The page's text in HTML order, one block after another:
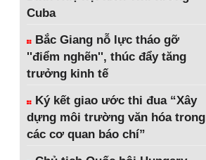
Cuba
Bắc Giang nỗ lực tháo gỡ
''điểm nghẽn'', thúc đẩy tăng
trưởng kinh tế
Ký kết giao ước thi đua “Xây
dựng môi trường văn hóa trong
các cơ quan báo chí”